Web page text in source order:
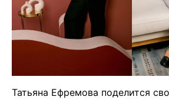
Татьяна Ефремова поделится